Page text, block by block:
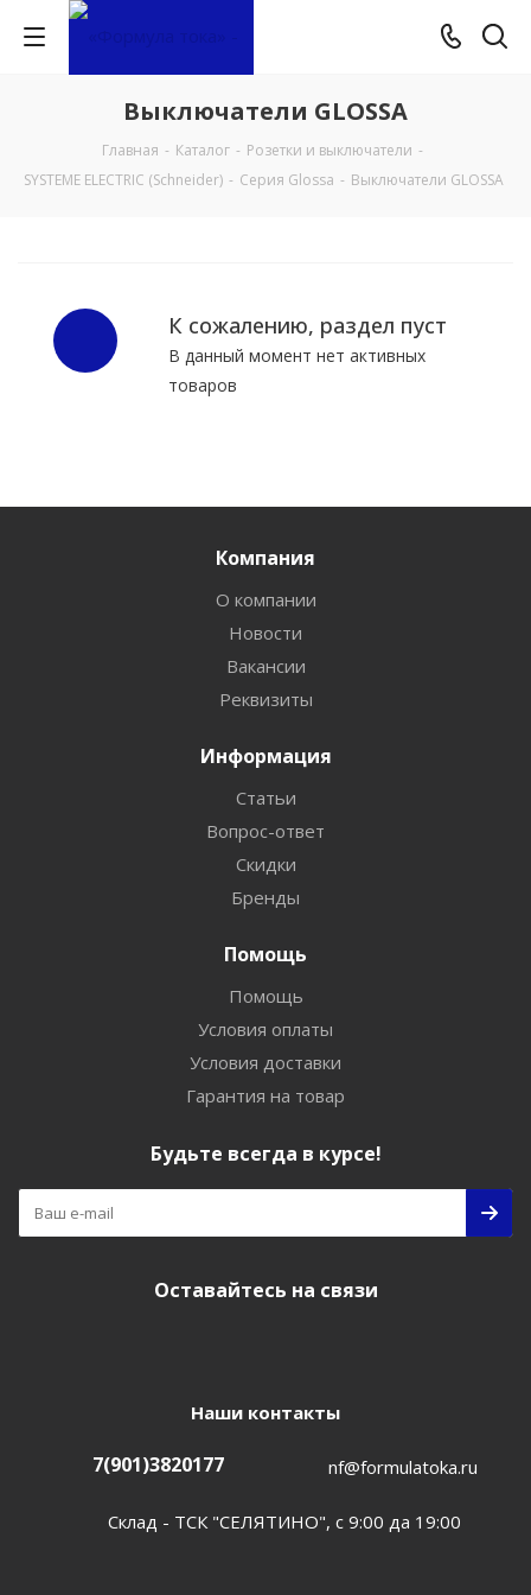
Выключатели GLOSSA
Главная - Каталог - Розетки и выключатели -
SYSTEME ELECTRIC (Schneider) - Серия Glossa - Выключатели GLOSSA
К сожалению, раздел пуст
В данный момент нет активных
товаров
Компания
О компании
Новости
Вакансии
Реквизиты
Информация
Статьи
Вопрос-ответ
Скидки
Бренды
Помощь
Помощь
Условия оплаты
Условия доставки
Гарантия на товар
Будьте всегда в курсе!
Оставайтесь на связи
Наши контакты
7(901)3820177 nf@formulatoka.ru
Склад - ТСК "СЕЛЯТИНО", с 9:00 да 19:00